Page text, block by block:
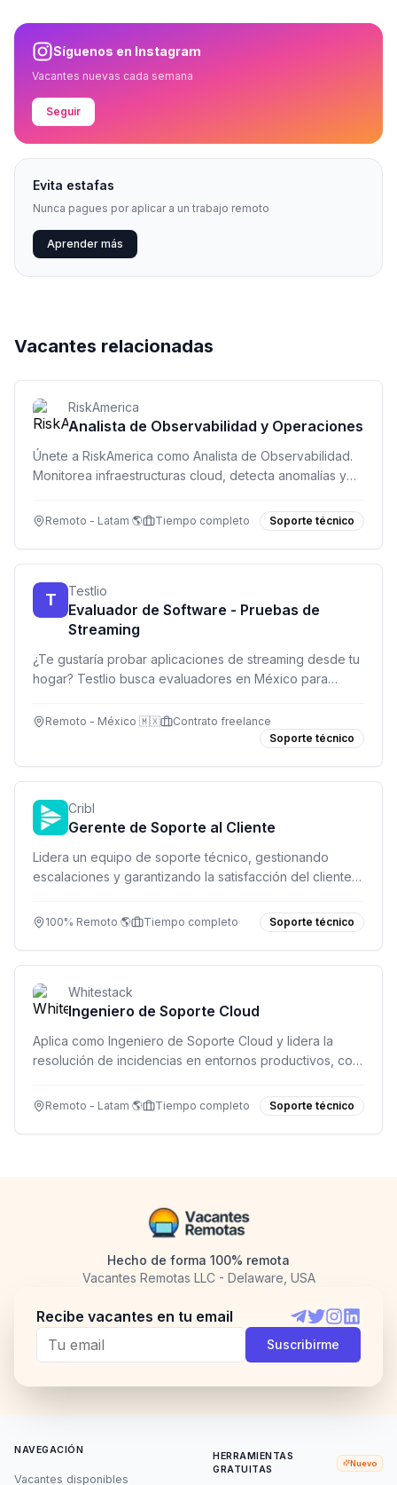
Síguenos en Instagram
Vacantes nuevas cada semana
Seguir
Evita estafas
Nunca pagues por aplicar a un trabajo remoto
Aprender más
Vacantes relacionadas
RiskAmerica
Analista de Observabilidad y Operaciones
Únete a RiskAmerica como Analista de Observabilidad.
Monitorea infraestructuras cloud, detecta anomalías y
confiable. Remoto, USD 1,500 - 2,000.
Remoto - Latam 🌎 Tiempo completo Soporte técnico
T Testlio
Evaluador de Software - Pruebas de
Streaming
¿Te gustaría probar aplicaciones de streaming desde tu
hogar? Testlio busca evaluadores en México para
flexible y pagado por hora.
Remoto - México 🇲🇽
Contrato freelance
Soporte técnico
Cribl
Gerente de Soporte al Cliente
Lidera un equipo de soporte técnico, gestionando
escalaciones y garantizando la satisfacción del cliente
era de la IA.
100% Remoto 🌎 Tiempo completo Soporte técnico
Whitestack
Ingeniero de Soporte Cloud
Aplica como Ingeniero de Soporte Cloud y lidera la
resolución de incidencias en entornos productivos, con
Remoto - Latam 🌎 Tiempo completo Soporte técnico
Hecho de forma 100% remota
Vacantes Remotas LLC - Delaware, USA
Recibe vacantes en tu email
Telegram
TwitterInstagram
Suscribirme
NAVEGACIÓN
Vacantes disponibles
HERRAMIENTAS
GRATUITAS
Nuevo